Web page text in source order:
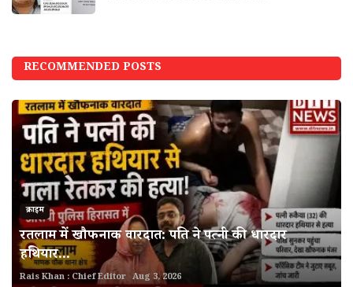
RECOMMENDED POSTS
क्राइम
रतलाम में खौफनाक वारदात: पति ने पत्नी की धारदार
हथियार...
Rais Khan : Chief Editor Aug 3, 2026